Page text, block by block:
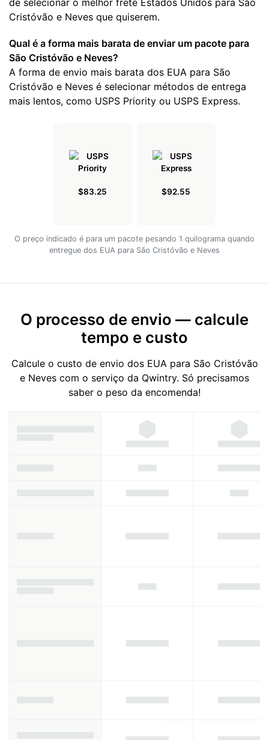
Cristóvão e Neves que quiserem.
Qual é a forma mais barata de enviar um pacote para
São Cristóvão e Neves?
A forma de envio mais barata dos EUA para São
Cristóvão e Neves é selecionar métodos de entrega
mais lentos, como USPS Priority ou USPS Express.
$83.25 $92.55
O preço indicado é para um pacote pesando 1 quilograma quando
entregue dos EUA para São Cristóvão e Neves
O processo de envio — calcule
tempo e custo
Calcule o custo de envio dos EUA para São Cristóvão
e Neves com o serviço da Qwintry. Só precisamos
saber o peso da encomenda!